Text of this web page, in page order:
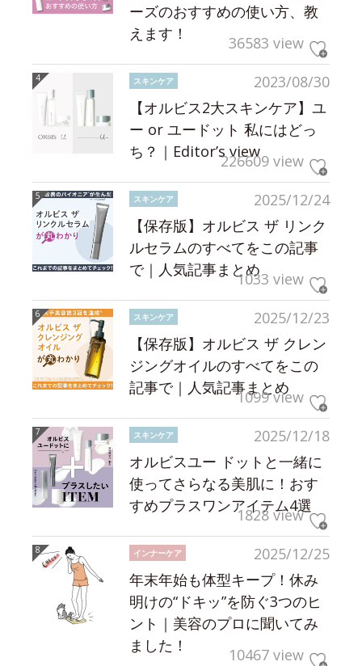
ーズのおすすめの使い方、教
えます！
36583 view
2023/08/30
スキンケア
【オルビス2大スキンケア】ユ
ー or ユードット 私にはどっ
ち？｜Editor’s view226609 view
2025/12/24
スキンケア
【保存版】オルビス ザ リンク
ルセラムのすべてをこの記事
で｜人気記事まとめ1033 view
2025/12/23
スキンケア
【保存版】オルビス ザ クレン
ジングオイルのすべてをこの
記事で｜人気記事まとめ
1099 view
2025/12/18
スキンケア
オルビスユー ドットと一緒に
使ってさらなる美肌に！おす
すめプラスワンアイテム4選
1828 view
2025/12/25
インナーケア
年末年始も体型キープ！休み
明けの“ドキッ”を防ぐ3つのヒ
ント｜美容のプロに聞いてみ
ました！
10467 view